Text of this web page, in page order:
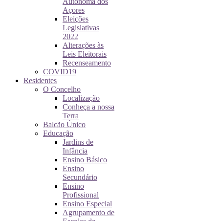
Açores
Eleições
Legislativas
2022
Alterações às
Leis Eleitorais
Recenseamento
COVID19
Residentes
O Concelho
Localização
Conheça a nossa
Terra
Balcão Único
Educação
Jardins de
Infância
Ensino Básico
Ensino
Secundário
Ensino
Profissional
Ensino Especial
Agrupamento de